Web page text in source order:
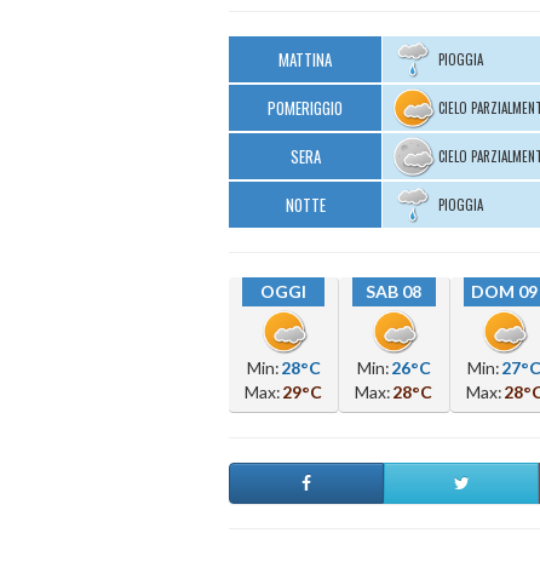
MATTINA PIOGGIA
POMERIGGIO CIELO
SERA CIELO
NOTTE PIOGGIA
OGGI
Min:28°C
Max:29°C
SAB 08
Min:26°C
Max:28°C
DOM 09
Min:27°C
Max: